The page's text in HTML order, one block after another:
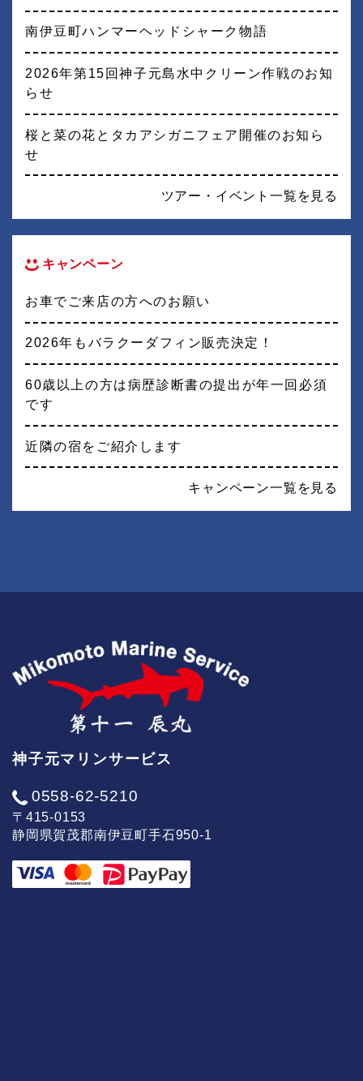
南伊豆町ハンマーヘッドシャーク物語
2026年第15回神子元島水中クリーン作戦のお知
らせ
桜と菜の花とタカアシガニフェア開催のお知ら
せ
ツアー・イベント一覧を見る
キャンペーン
お車でご来店の方へのお願い
2026年もバラクーダフィン販売決定！
60歳以上の方は病歴診断書の提出が年一回必須
です
近隣の宿をご紹介します
キャンペーン一覧を見る
神子元マリンサービス
0558-62-5210
〒415-0153
静岡県賀茂郡南伊豆町手石950-1